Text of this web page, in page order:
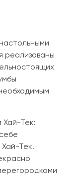
реализованы
Хай-Тек:
Тек.